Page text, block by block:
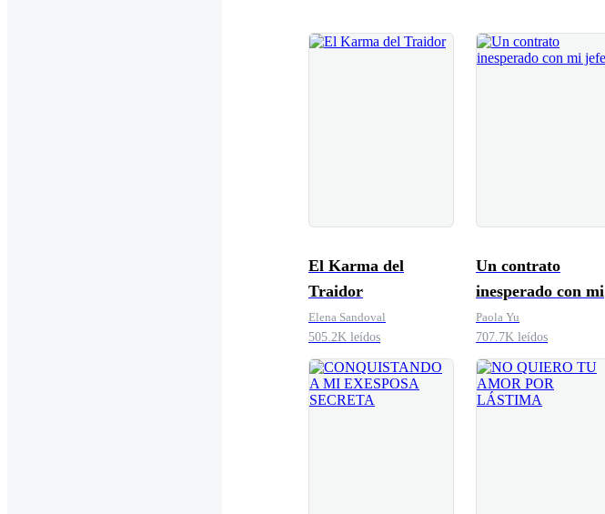
El Karma del
Traidor
Elena Sandoval
505.2K leídos
Un contrato
inesperado con mi
jefe
Paola Yu
707.7K leídos